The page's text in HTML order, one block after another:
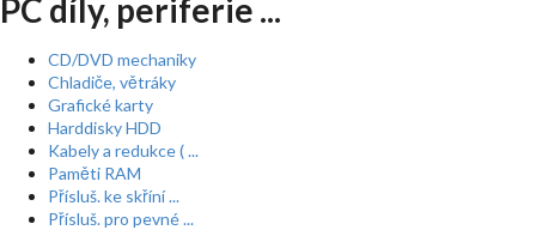
PC díly, periferie ...
CD/DVD mechaniky
Chladiče, větráky
Grafické karty
Harddisky HDD
Kabely a redukce ( ...
Paměti RAM
Přísluš. ke skříní ...
Přísluš. pro pevné ...